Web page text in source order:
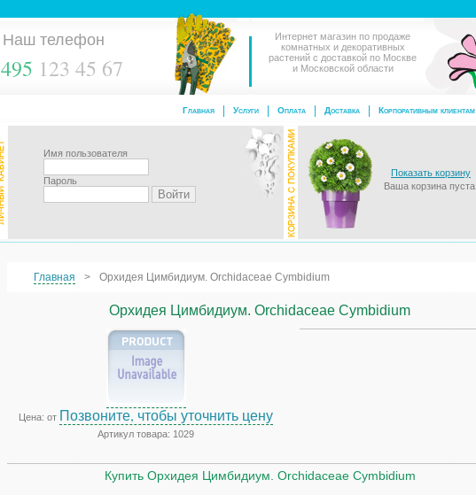
Наш телефон
495 123 45 67
Интернет магазин по продаже
комнатных и декоративных
растений с доставкой по Москве
и Московской области
Корпоративным клиентам
Доставка
Оплата
Услуги
Главная
Имя пользователя
Пароль
Показать корзину
Ваша корзина пуста.
Главная Орхидея Цимбидиум. Orchidaceae Cymbidium
Орхидея Цимбидиум. Orchidaceae Cymbidium
Цена: от Позвоните, чтобы уточнить цену
Артикул товара: 1029
Купить Орхидея Цимбидиум. Orchidaceae Cymbidium